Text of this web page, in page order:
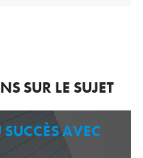
SUR LE SUJET
AVEC